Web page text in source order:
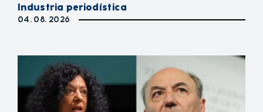
Industria periodística
04. 08. 2026